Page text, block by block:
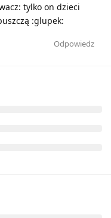
tylko on dzieci
:glupek:
Odpowiedz